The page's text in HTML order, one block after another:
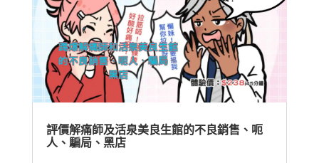
評價解痛師及活泉美良生館的不良銷售、呃
人、騙局、黑店